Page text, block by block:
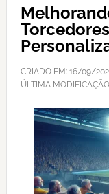
CRIADO EM: 16/09/
ÚLTIMA